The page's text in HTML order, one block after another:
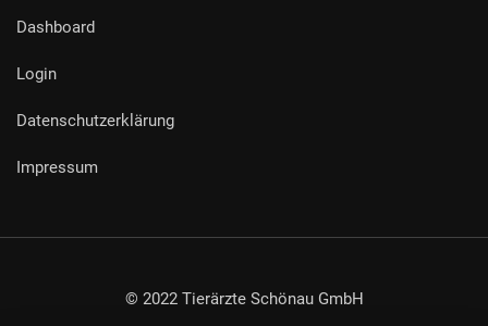
Dashboard
Login
Datenschutzerklärung
Impressum
© 2022 Tierärzte Schönau GmbH